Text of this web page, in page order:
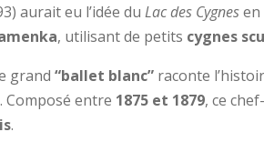
aurait eu l’idée duLac des Cygnesen
, utilisant de petits cygnes
grand“ballet blanc” raconte
Composé entre 1875 et 1879, ce
.